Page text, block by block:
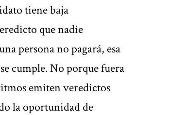
tiene baja
que nadie
persona no pagará, esa
cumple. No porque fuera
emiten veredictos
la oportunidad de